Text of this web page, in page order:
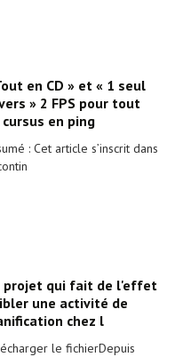
en CD » et « 1 seul
» 2 FPS pour tout
cursus en ping
: Cet article s’inscrit dans
projet qui fait de l'effet
une activité de
chez l
le fichierDepuis